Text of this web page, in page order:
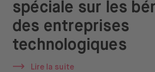
À propos de nous
Emplois
Presse
spéciale sur les
des entreprises
technologiques
Lire la suite